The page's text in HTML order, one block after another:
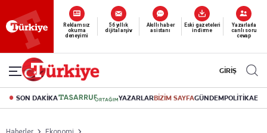
Reklamsız
okuma
deneyimi
56 yıllık
dijital arşiv
Akıllı haber
asistanı
Eski gazeteleri
indirme
Yazarlarla
canlı soru
cevap
GİRİŞ
SON DAKİKA YAZARLARBİZİM SAYFAGÜNDEMPOLİTİKA